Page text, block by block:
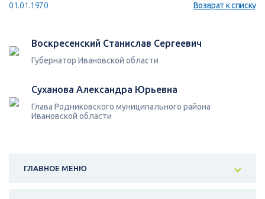
01.01.1970 Возврат к списку
Воскресенский Станислав Сергеевич
Губернатор Ивановской области
Суханова Александра Юрьевна
Глава Родниковского муниципального района
Ивановской области
ГЛАВНОЕ МЕНЮ